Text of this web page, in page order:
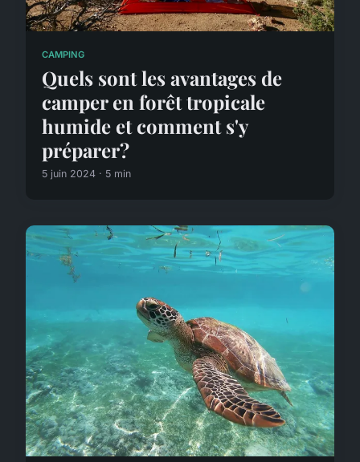
CAMPING
Quels sont les avantages de
camper en forêt tropicale
humide et comment s'y
préparer?
5 juin 2024 · 5 min